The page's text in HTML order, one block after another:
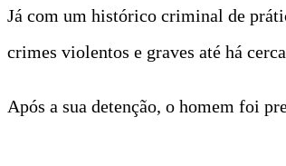
Já com um histórico criminal de
crimes violentos e graves até há
Após a sua detenção, o homem foi